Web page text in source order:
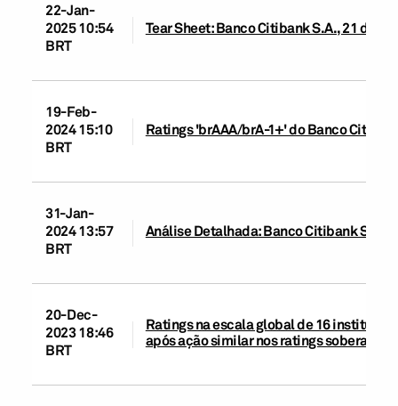
22-Jan-
2025 10:54
BRT
Tear Sheet: Banco Citibank S.A., 21 de
19-Feb-
2024 15:10
BRT
Ratings 'brAAA/brA-1+' do Banco
31-Jan-
2024 13:57
BRT
Análise Detalhada: Banco Citibank S.A.,
20-Dec-
2023 18:46
BRT
Ratings na escala global de 16
após ação similar nos ratings